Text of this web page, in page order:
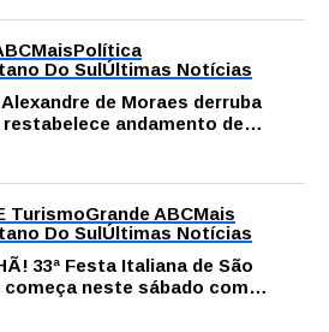
MaisPolítica
Do SulÚltimas Notícias
de Moraes derruba
restabelece andamento de
processante contra vereador
TurismoGrande ABCMais
Do SulÚltimas Notícias
33ª Festa Italiana de São
começa neste sábado com
música e solidariedade